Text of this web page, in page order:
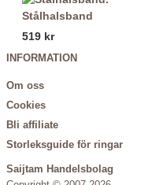
Stålhalsband
519 kr
INFORMATION
Om oss
Cookies
Bli affiliate
Storleksguide för ringar
Saijtam Handelsbolag